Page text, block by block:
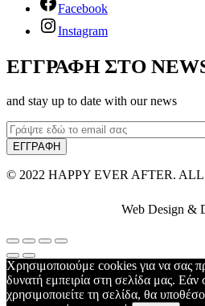
Facebook
Instagram
ΕΓΓΡΑΦΗ ΣΤΟ
and stay up to date with our news
© 2022 HAPPY EVER AFTER.
Web Design &
Χρησιμοποιούμε cookies για να σας
δυνατή εμπειρία στη σελίδα μας. Εάν
χρησιμοποιείτε τη σελίδα, θα